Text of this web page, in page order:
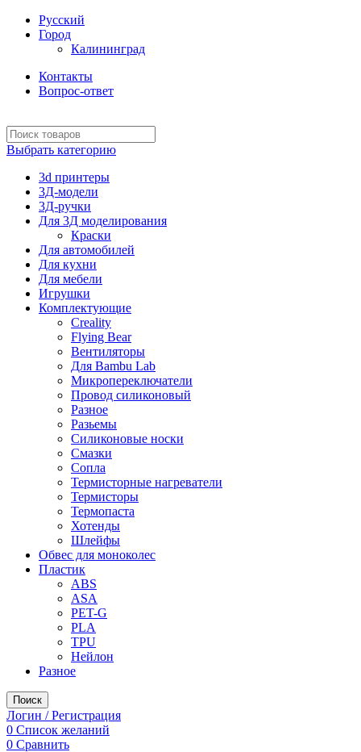
Русский
Город
Калининград
Контакты
Вопрос-ответ
Выбрать категорию
3d принтеры
3Д-модели
3Д-ручки
Для 3Д моделирования
Краски
Для автомобилей
Для кухни
Для мебели
Игрушки
Комплектующие
Creality
Flying Bear
Вентиляторы
Для Bambu Lab
Микропереключатели
Провод силиконовый
Разное
Разьемы
Силиконовые носки
Смазки
Сопла
Термисторные нагреватели
Термисторы
Термопаста
Хотенды
Шлейфы
Обвес для моноколес
Пластик
ABS
ASA
PET-G
PLA
TPU
Нейлон
Разное
Поиск
Логин / Регистрация
0 Список желаний
0 Сравнить